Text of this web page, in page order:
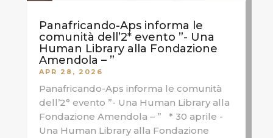
Panafricando-Aps informa le
comunità dell’2* evento ”- Una
Human Library alla Fondazione
Amendola – ”
APR 28, 2026
Panafricando-Aps informa le comunità
dell’2° evento ”- Una Human Library alla
Fondazione Amendola – ” * 30 aprile -
Una Human Library alla Fondazione